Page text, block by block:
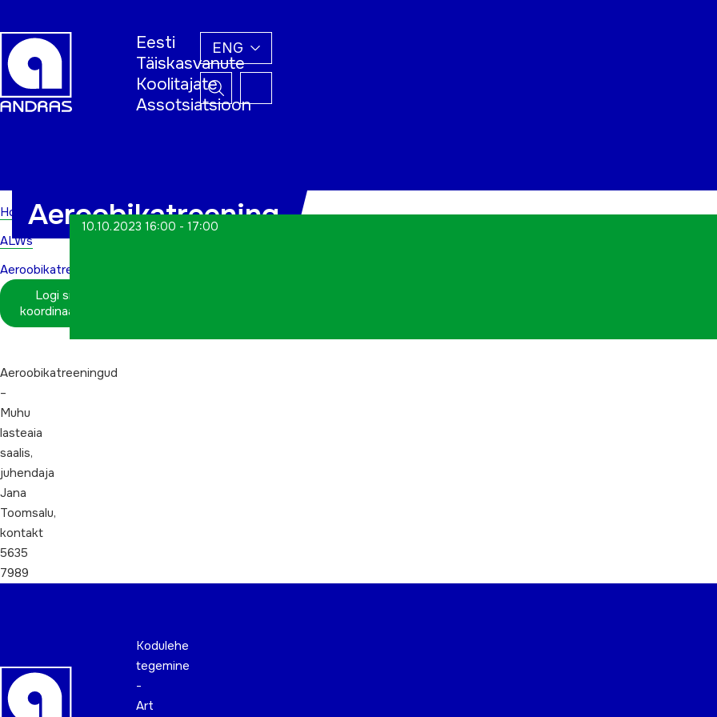
Eesti
Täiskasvanute
Koolitajate
Assotsiatsioon
ENG
Home
ALWs
Aeroobikatreening
Logi sisse
koordinaatorina
Aeroobikatreening
10.10.2023 16:00 - 17:00
Aeroobikatreeningud
–
Muhu
lasteaia
saalis,
juhendaja
Jana
Toomsalu,
kontakt
5635
7989
Kodulehe
tegemine
-
Art